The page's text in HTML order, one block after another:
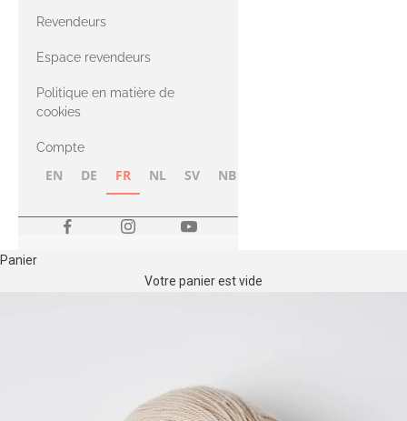
Compatible
avec le fil Merino
avec le fil Heavy
Revendeurs
Espace revendeurs
Politique en matière de
cookies
Compte
EN DE FR NL SV NB
Panier
Votre panier est vide